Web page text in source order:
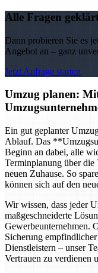
Alle Fragen
Dann probieren Sie es
Angebot an – ganz
Jetzt Anfrage starten
Umzug planen:
Ein gut geplanter
Ablauf. Das
Beginn an dabei, alle
Terminplanung über
neuen Zuhause. So
können sich auf den
Wir wissen, dass jeder
maßgeschneiderte
Gewerbeunternehmen.
Sicherung
Dienstleistern – unser
Vertrauen zu verdienen